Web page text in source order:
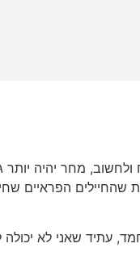
מחר יהיה
הפראיים
עתיד שאני לא יכולה